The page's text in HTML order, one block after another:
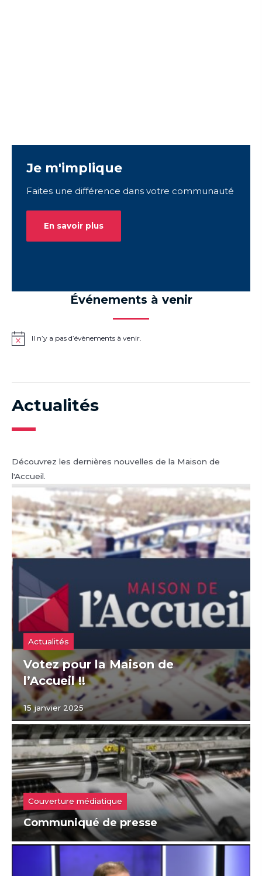
Je m'implique
Faites une différence dans votre communauté
En savoir plus
Événements à venir
Notice Il n’y a pas d’évènements à venir.
Actualités
Découvrez les dernières nouvelles de la Maison de
l'Accueil.
Actualités
Votez pour la Maison de
l’Accueil !!
15 janvier 2025
Couverture médiatique
Communiqué de presse